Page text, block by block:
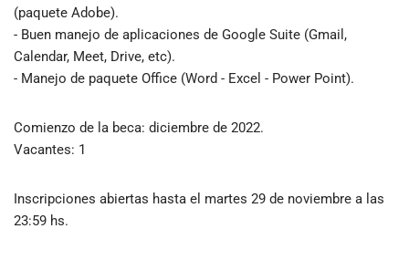
(paquete Adobe).
- Buen manejo de aplicaciones de Google Suite (Gmail,
Calendar, Meet, Drive, etc).
- Manejo de paquete Office (Word - Excel - Power Point).
Comienzo de la beca: diciembre de 2022.
Vacantes: 1
Inscripciones abiertas hasta el martes 29 de noviembre a las
23:59 hs.